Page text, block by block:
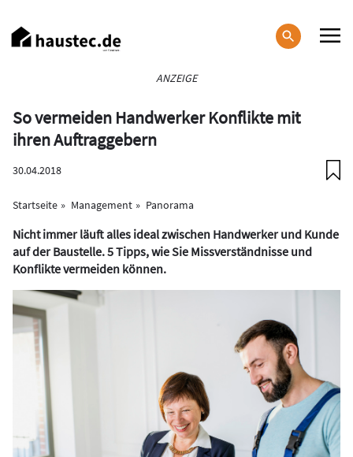
zum
Inhalt
ANZEIGE
So vermeiden Handwerker Konflikte mit
ihren Auftraggebern
30.04.2018
Startseite Management Panorama
Nicht immer läuft alles ideal zwischen Handwerker und Kunde
auf der Baustelle. 5 Tipps, wie Sie Missverständnisse und
Konflikte vermeiden können.